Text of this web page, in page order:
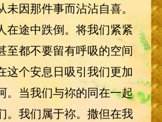
因那件事而沾沾自喜。
在途中跌倒。将我们紧紧
至都不要留有呼吸的空间
这个安息日吸引我们更加
。当我们与祢的同在一起
。我们属于祢。撒但在我